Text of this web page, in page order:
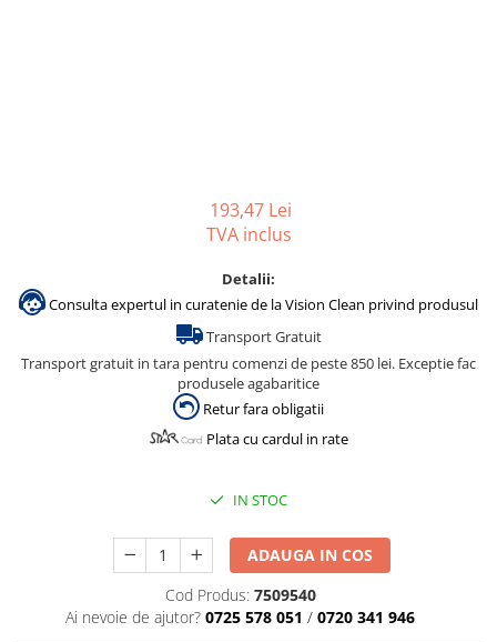
Room Care
Dezinfectanti profesionali
Dezinfectanti medicali profesionali
Dezinfectanti suprafete
Dispensere hartie igienica
Dispensere odorizante
Dispensere prosoape pliate (Z)
193,47 Lei
TVA inclus
Detalii:
Consulta expertul in curatenie de la Vision Clean privind produsul
Transport Gratuit
Transport gratuit in tara pentru comenzi de peste 850 lei. Exceptie fac
produsele agabaritice
Retur fara obligatii
Plata cu cardul in rate
IN STOC
ADAUGA IN COS
Cod Produs: 7509540
Ai nevoie de ajutor? 0725 578 051 / 0720 341 946